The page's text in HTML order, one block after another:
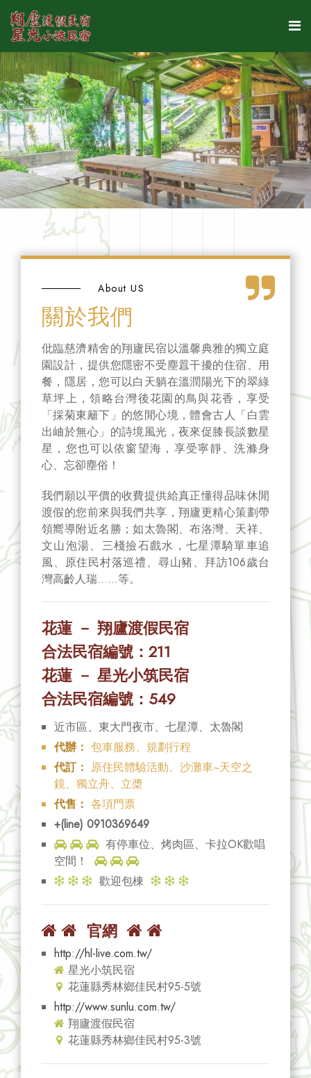
About US
關於我們
仳臨慈濟精舍的翔廬民宿以溫馨典雅的獨立庭
園設計，提供您隱密不受塵囂干擾的住宿、用
餐，隱居，您可以白天躺在溫潤陽光下的翠綠
草坪上，領略台灣後花園的鳥與花香，享受
「採菊東籬下」的悠閒心境，體會古人「白雲
出岫於無心」的詩境風光，夜來促膝長談數星
星，您也可以依窗望海，享受寧靜、洗滌身
心、忘卻塵俗！
我們願以平價的收費提供給真正懂得品味休閒
渡假的您前來與我們共享，翔廬更精心策劃帶
領嚮導附近名勝；如太魯閣、布洛灣、天祥、
文山泡湯、三棧撿石戲水，七星潭騎單車追
風、原住民村落巡禮、尋山豬、拜訪106歲台
灣高齡人瑞……等。
花蓮 － 翔廬渡假民宿
合法民宿編號：211
花蓮 － 星光小筑民宿
合法民宿編號：549
近市區、東大門夜市、七星潭、太魯閣
代辦： 包車服務、規劃行程
代訂： 原住民體驗活動、沙灘車~天空之
鏡、獨立舟、立槳
代售： 各項門票
+(line) 0910369649
有停車位、烤肉區、卡拉OK歡唱
空間！
歡迎包棟
官網
http://hl-live.com.tw/
星光小筑民宿
花蓮縣秀林鄉佳民村95-5號
http://www.sunlu.com.tw/
翔廬渡假民宿
花蓮縣秀林鄉佳民村95-3號